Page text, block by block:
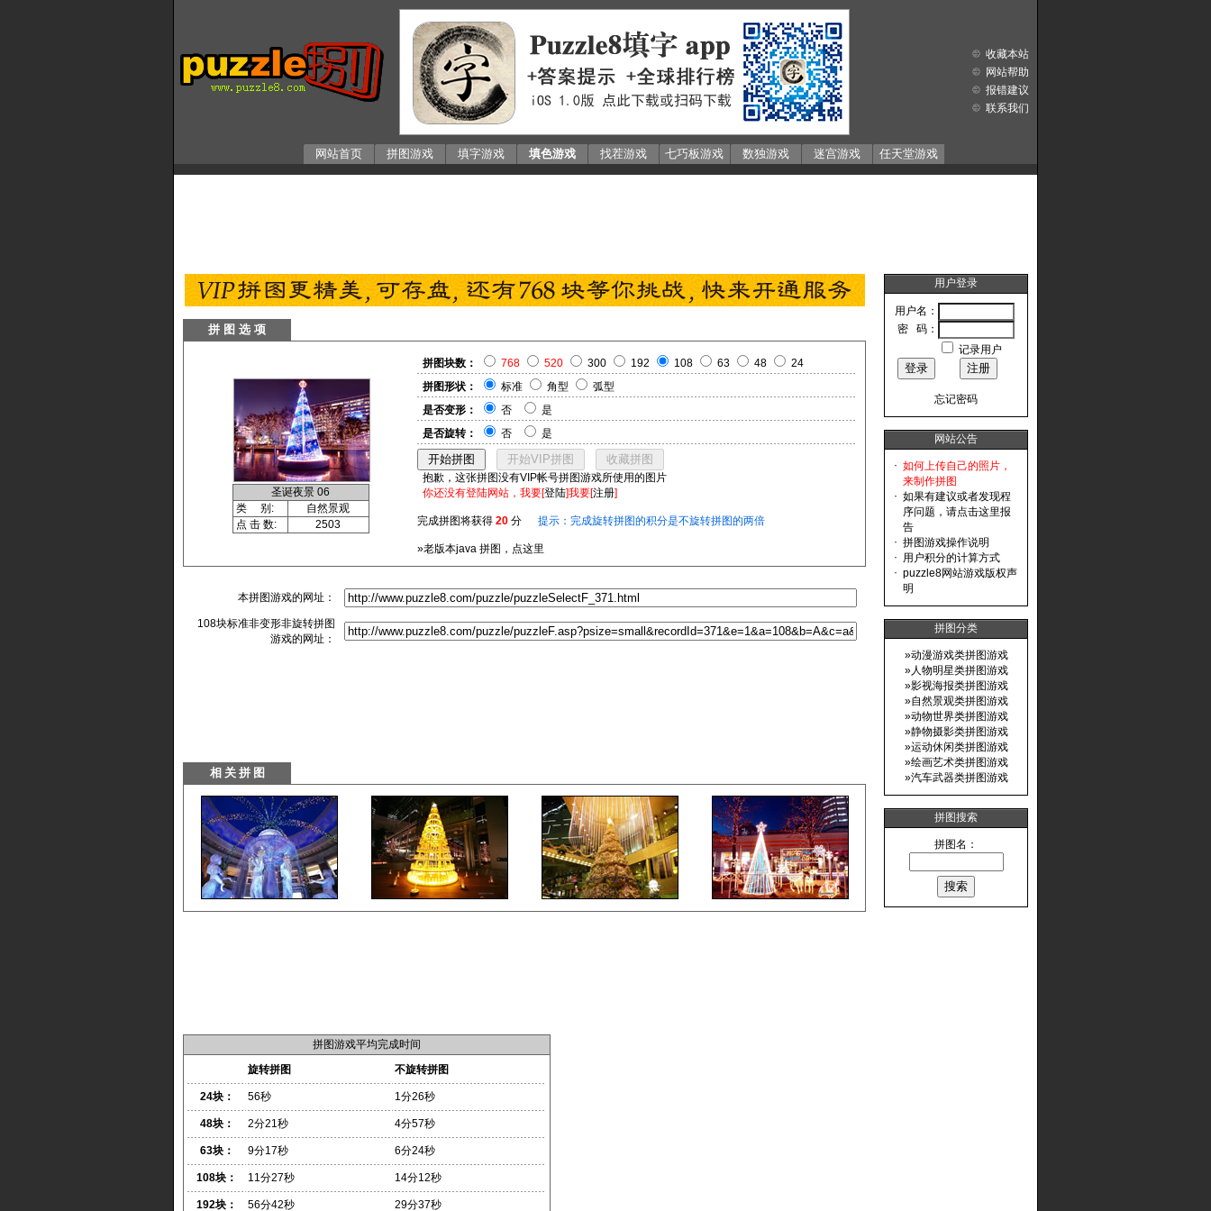
网站首页 拼图游戏 填字游戏 填色游戏 找茬游戏 七巧板游戏 数独游戏 迷宫游戏 任天堂游戏
收藏本站
网站帮助
报错建议
联系我们
拼 图 选 项
圣诞夜景 06
类 别:
自然景观
点 击 数:
2503
拼图块数： 768 520 300 192 108 63 48
24
拼图形状：
标准 角型
弧型
是否变形：
否
是
是否旋转：
否 是
抱歉，这张拼图没有VIP帐号拼图游戏所使用的图片
你还没有登陆网站，我要[登陆]我要[注册]
完成拼图将获得 20 分 提示：完成旋转拼图的积分是不旋转拼图的两倍
»老版本java 拼图，点这里
本拼图游戏的网址：
108块标准非变形非旋转拼图
游戏的网址：
拼图游戏平均完成时间
旋转拼图
不旋转拼图
24块： 56秒 1分26秒
48块： 2分21秒 4分57秒
63块： 9分17秒 6分24秒
108块： 11分27秒 14分12秒
192块： 56分42秒 29分37秒
用户登录
用户名：
密 码：
记录用户
忘记密码
网站公告
· 如何上传自己的照片，
来制作拼图
· 如果有建议或者发现程
序问题，请点击这里报
告
· 拼图游戏操作说明
· 用户积分的计算方式
· puzzle8网站游戏版权声
明
拼图分类
»动漫游戏类拼图游戏
»人物明星类拼图游戏
»影视海报类拼图游戏
»自然景观类拼图游戏
»动物世界类拼图游戏
»静物摄影类拼图游戏
»运动休闲类拼图游戏
»绘画艺术类拼图游戏
»汽车武器类拼图游戏
拼图搜索
拼图名：